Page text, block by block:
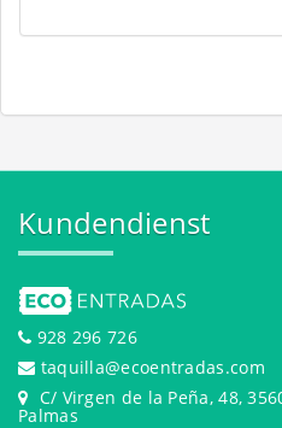
Kundendienst
928 296 726
taquilla@ecoentradas.com
C/ Virgen de la Peña, 48,
Palmas